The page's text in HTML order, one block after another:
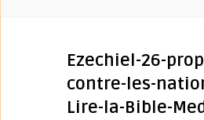
Ezechiel-26-
contre-les-
Lire-la-Bible-